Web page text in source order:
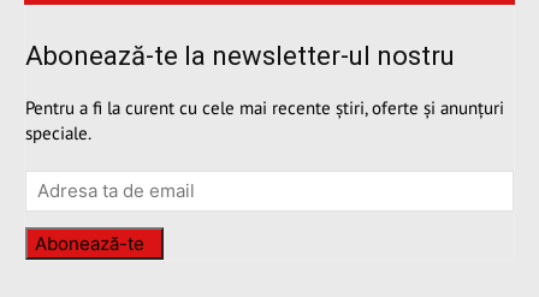
Abonează-te la newsletter-ul nostru
Pentru a fi la curent cu cele mai recente știri, oferte și anunțuri
speciale.
Abonează-te